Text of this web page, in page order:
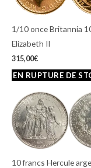
1/10 once Britannia
Elizabeth II
315,00€
10 francs Hercule